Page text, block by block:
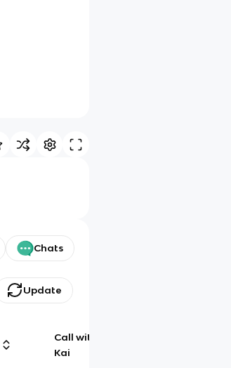
Chats
Update
Call with
Kai